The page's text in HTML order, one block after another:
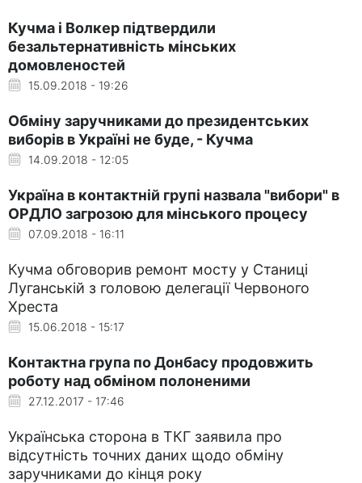
Кучма і Волкер підтвердили
безальтернативність мінських
домовленостей
15.09.2018 - 19:26
Обміну заручниками до президентських
виборів в Україні не буде, - Кучма
14.09.2018 - 12:05
Україна в контактній групі назвала "вибори" в
ОРДЛО загрозою для мінського процесу
07.09.2018 - 16:11
Кучма обговорив ремонт мосту у Станиці
Луганській з головою делегації Червоного
Хреста
15.06.2018 - 15:17
Контактна група по Донбасу продовжить
роботу над обміном полоненими
27.12.2017 - 17:46
Українська сторона в ТКГ заявила про
відсутність точних даних щодо обміну
заручниками до кінця року